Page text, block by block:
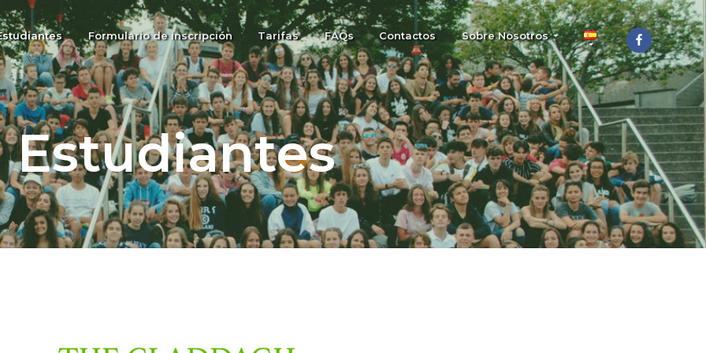
Formulario de inscripción Tarifas FAQs Contactos Sobre Nosotros
Estudiantes